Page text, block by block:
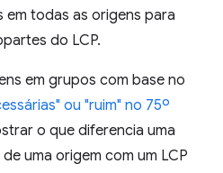
em todas as origens para
do LCP.
em grupos com base no
ou "ruim" no 75º
o que diferencia uma
uma origem com um LCP